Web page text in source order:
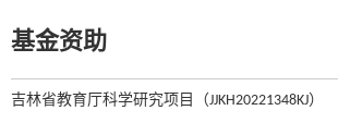
基金资助
吉林省教育厅科学研究项目（JJKH20221348KJ）